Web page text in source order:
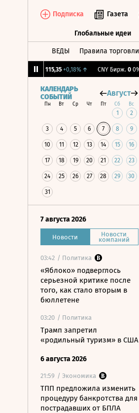
Подписка Газета
Глобальные идеи
ВЕДЫ Правила торговли
115,35 +0,18%↑ CNY Бирж. 0 0%
КАЛЕНДАРЬ
СОБЫТИЙ
Август
Пн Вт Ср Чт Пт Сб Вс
1 2
3 4 5 6 7 8 9
10 11 12 13 14 15 16
17 18 19 20 21 22 23
24 25 26 27 28 29 30
31
7 августа 2026
Новости Новости
компаний
03:42 / Политика
«Яблоко» подверглось
серьезной критике после
того, как стало вторым в
бюллетене
03:20 / Политика
Трамп запретил
«родильный туризм» в США
6 августа 2026
21:59 / Экономика
ТПП предложила изменить
процедуру банкротства для
пострадавших от БПЛА